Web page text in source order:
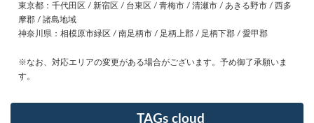
東京都：千代田区 / 新宿区 / 台東区 / 青梅市 / 清瀬市 / あきる野市 / 西多
摩郡 / 諸島地域
神奈川県：相模原市緑区 / 南足柄市 / 足柄上郡 / 足柄下郡 / 愛甲郡
※なお、対応エリアの変更がある場合がございます。予め御了承願いま
す。
TAGs cloud